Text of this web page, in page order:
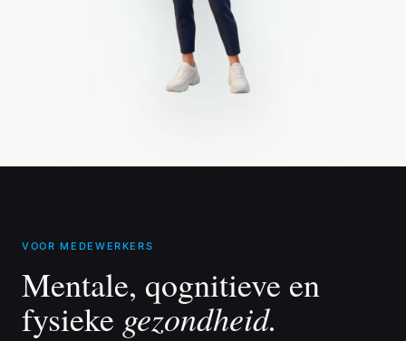
VOOR MEDEWERKERS
Mentale, qognitieve en
fysieke gezondheid.